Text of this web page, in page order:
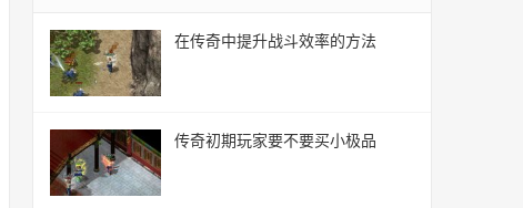
在传奇中提升战斗效率的方法
传奇初期玩家要不要买小极品